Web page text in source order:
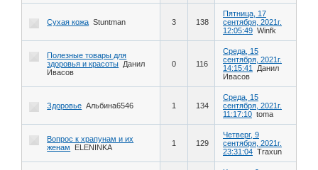
Сухая кожа Stuntman 3 138
Пятница, 17
сентября, 2021г.
12:05:49 Winfk
Полезные товары для
здоровья и красоты Данил
Ивасов
0 116
Среда, 15
сентября, 2021г.
14:15:41
Данил
Ивасов
Здоровье Альбина6546 1 134
Среда, 15
сентября, 2021г.
11:17:10 toma
Вопрос к храпунам и их
женам
ELENINKA 1 129
Четверг, 9
сентября, 2021г.
23:31:04 Traxun